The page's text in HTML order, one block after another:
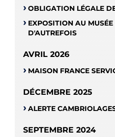
OBLIGATION LÉGALE
EXPOSITION AU
D'AUTREFOIS
AVRIL 2026
MAISON FRANCE
DÉCEMBRE 2025
ALERTE
SEPTEMBRE 2024